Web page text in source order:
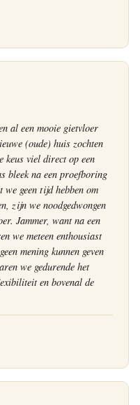
al een mooie gietvloer
(oude) huis zochten
keus viel direct op een
bleek na een proefboring
geen tijd hebben om
zijn we noodgedwongen
Jammer, want na een
we meteen enthousiast
mening kunnen geven
we gedurende het
en bovenal de